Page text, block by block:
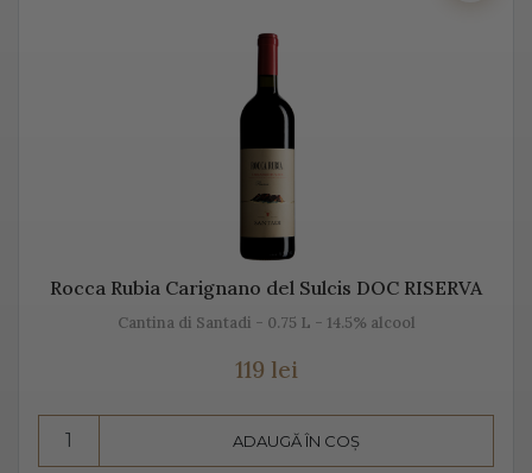
Vă prezentăm mai jos, gama noastră de Prosecco, acest
Prosecco e cel mai cunoscut vin spumant din Italia. E
adesea comparat cu Champagne, însă ele diferă
struguri folosite.
decât vin spumant, înseamnă aromă și gust deosebit,
Rocca Rubia Carignano del Sulcis DOC RISERVA
Cantina di Santadi - 0.75 L - 14.5% alcool
119 lei
ADAUGĂ ÎN COȘ